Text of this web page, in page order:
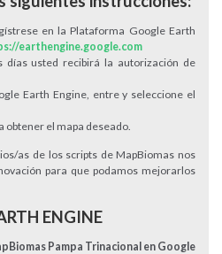
en la Plataforma Google Earth
earthengine.google.com
días usted recibirá la autorización de
Earth Engine, entre y seleccione el
obtener el mapa deseado.
as de los scripts de MapBiomas nos
para que podamos mejorarlos
ENGINE
Pampa Trinacional en Google